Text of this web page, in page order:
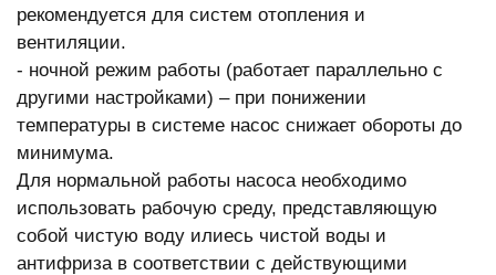
рекомендуется для систем отопления и
вентиляции.
- ночной режим работы (работает параллельно с
другими настройками) – при понижении
температуры в системе насос снижает обороты до
минимума.
Для нормальной работы насоса необходимо
использовать рабочую среду, представляющую
собой чистую воду илиесь чистой воды и
антифриза в соответствии с действующими